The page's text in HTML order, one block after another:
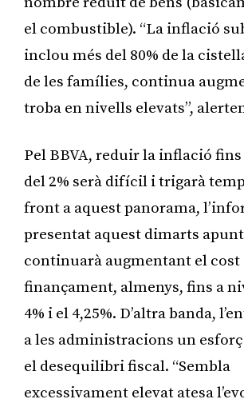
el combustible). “La inflació
inclou més del 80% de la
de les famílies, continua
troba en nivells elevats”,
Pel BBVA, reduir la inflació fins
del 2% serà difícil i trigarà
front a aquest panorama,
presentat aquest dimarts
continuarà augmentant el cost
finançament, almenys, fins a
4% i el 4,25%. D’altra banda,
a les administracions un
el desequilibri fiscal. “Sembla
excessivament elevat atesa